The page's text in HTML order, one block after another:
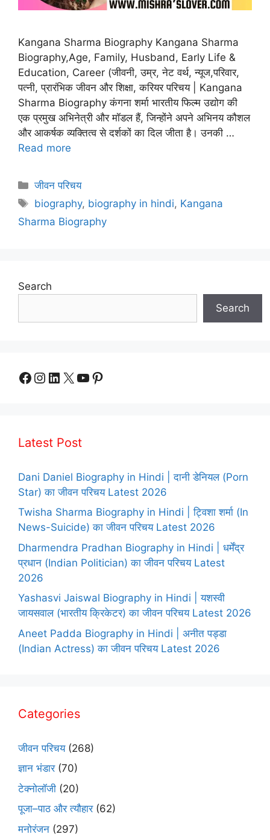
Kangana Sharma Biography Kangana Sharma
Biography,Age, Family, Husband, Early Life &
Education, Career (जीवनी, उम्र, नेट वर्थ, न्यूज,परिवार,
पत्नी, प्रारंभिक जीवन और शिक्षा, करियर परिचय | Kangana
Sharma Biography कंगना शर्मा भारतीय फिल्म उद्योग की
एक प्रमुख अभिनेत्री और मॉडल हैं, जिन्होंने अपने अभिनय कौशल
और आकर्षक व्यक्तित्व से दर्शकों का दिल जीता है। उनकी …
Read more
Categories
जीवन परिचय
Tags
biography, biography in hindi, Kangana
Sharma Biography
Search
Search
Facebook
Instagram
LinkedIn
X YouTube
Pinterest
Latest Post
Dani Daniel Biography in Hindi | दानी डेनियल (Porn
Star) का जीवन परिचय Latest 2026
Twisha Sharma Biography in Hindi | ट्विशा शर्मा (In
News-Suicide) का जीवन परिचय Latest 2026
Dharmendra Pradhan Biography in Hindi | धर्मेंद्र
प्रधान (Indian Politician) का जीवन परिचय Latest
2026
Yashasvi Jaiswal Biography in Hindi | यशस्वी
जायसवाल (भारतीय क्रिकेटर) का जीवन परिचय Latest 2026
Aneet Padda Biography in Hindi | अनीत पड्डा
(Indian Actress) का जीवन परिचय Latest 2026
Categories
जीवन परिचय(268)
ज्ञान भंडार(70)
टेक्नोलॉजी (20)
पूजा–पाठ और त्यौहार(62)
मनोरंजन (297)